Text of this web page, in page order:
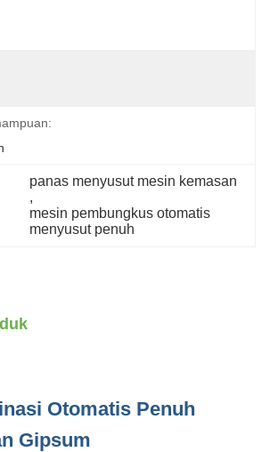
panas menyusut mesin kemasan
,
mesin pembungkus otomatis
menyusut penuh
Otomatis Penuh
Gipsum